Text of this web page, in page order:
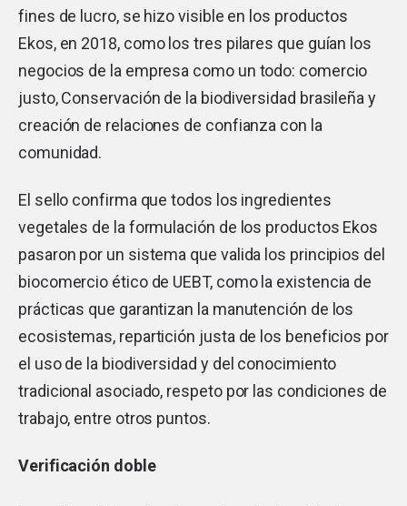
fines de lucro, se hizo visible en los productos
Ekos, en 2018, como los tres pilares que guían los
negocios de la empresa como un todo: comercio
justo, Conservación de la biodiversidad brasileña y
creación de relaciones de confianza con la
comunidad.
El sello confirma que todos los ingredientes
vegetales de la formulación de los productos Ekos
pasaron por un sistema que valida los principios del
biocomercio ético de UEBT, como la existencia de
prácticas que garantizan la manutención de los
ecosistemas, repartición justa de los beneficios por
el uso de la biodiversidad y del conocimiento
tradicional asociado, respeto por las condiciones de
trabajo, entre otros puntos.
Verificación doble